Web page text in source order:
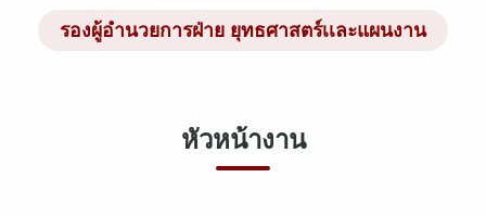
รองผู้อำนวยการฝ่าย ยุทธศาสตร์เเละแผนงาน
หัวหน้างาน